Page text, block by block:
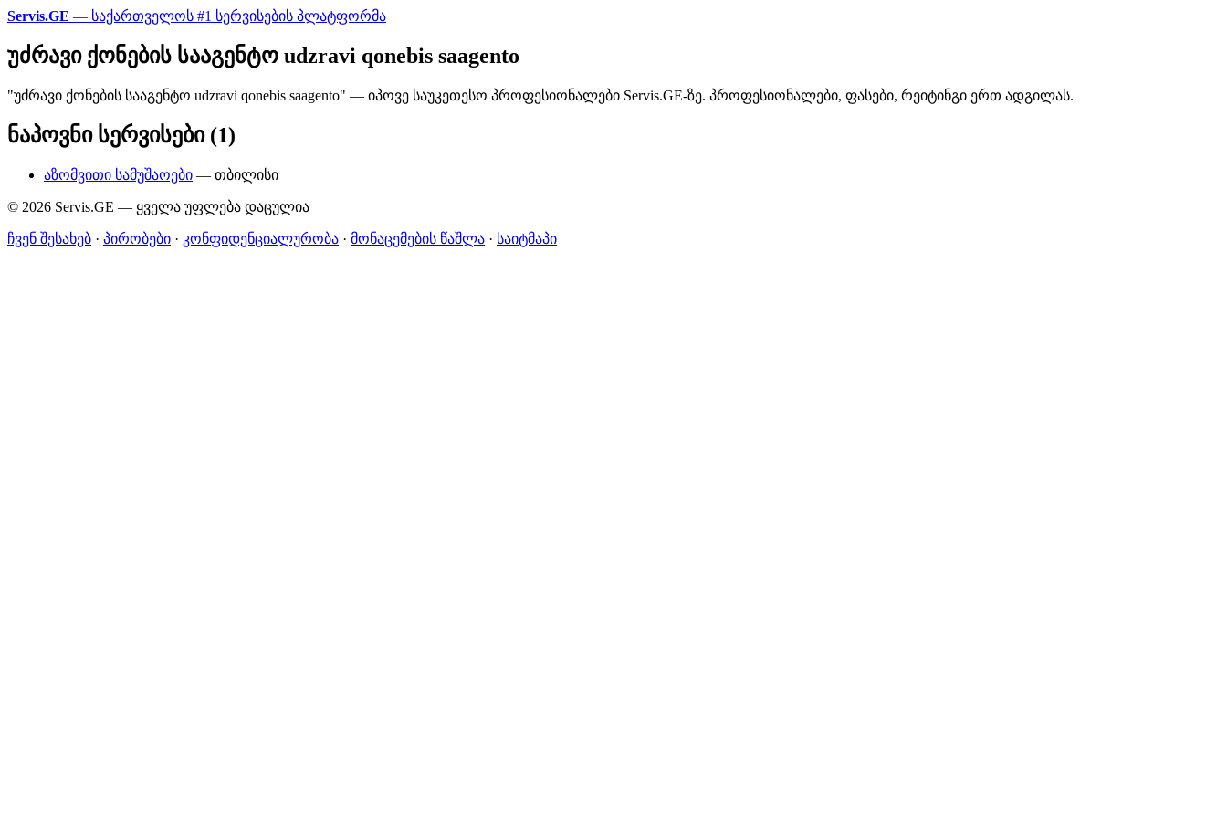
Servis.GE — საქართველოს #1 სერვისების პლატფორმა
უძრავი ქონების სააგენტო udzravi qonebis saagento
"უძრავი ქონების სააგენტო udzravi qonebis saagento" — იპოვე საუკეთესო პროფესიონალები Servis.GE-ზე. პროფესიონალები, ფასები, რეიტინგი ერთ ადგილას.
ნაპოვნი სერვისები (1)
აზომვითი სამუშაოები — თბილისი
© 2026 Servis.GE — ყველა უფლება დაცულია
ჩვენ შესახებ · პირობები · კონფიდენციალურობა · მონაცემების წაშლა · საიტმაპი